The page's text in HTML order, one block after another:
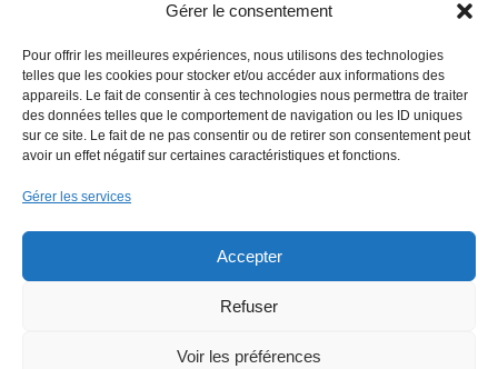
Gérer le consentement
Pour offrir les meilleures expériences, nous utilisons des technologies
telles que les cookies pour stocker et/ou accéder aux informations des
appareils. Le fait de consentir à ces technologies nous permettra de traiter
des données telles que le comportement de navigation ou les ID uniques
sur ce site. Le fait de ne pas consentir ou de retirer son consentement peut
avoir un effet négatif sur certaines caractéristiques et fonctions.
Gérer les services
Accepter
Refuser
Voir les préférences
Accueil
Contact